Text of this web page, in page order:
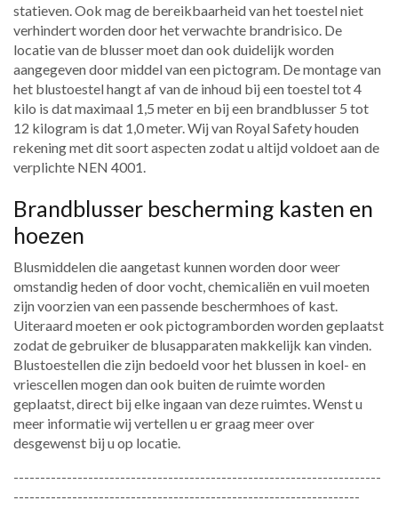
statieven. Ook mag de bereikbaarheid van het toestel niet
verhindert worden door het verwachte brandrisico. De
locatie van de blusser moet dan ook duidelijk worden
aangegeven door middel van een pictogram. De montage van
het blustoestel hangt af van de inhoud bij een toestel tot 4
kilo is dat maximaal 1,5 meter en bij een brandblusser 5 tot
12 kilogram is dat 1,0 meter. Wij van Royal Safety houden
rekening met dit soort aspecten zodat u altijd voldoet aan de
verplichte NEN 4001.
Brandblusser bescherming kasten en
hoezen
Blusmiddelen die aangetast kunnen worden door weer
omstandig heden of door vocht, chemicaliën en vuil moeten
zijn voorzien van een passende beschermhoes of kast.
Uiteraard moeten er ook pictogramborden worden geplaatst
zodat de gebruiker de blusapparaten makkelijk kan vinden.
Blustoestellen die zijn bedoeld voor het blussen in koel- en
vriescellen mogen dan ook buiten de ruimte worden
geplaatst, direct bij elke ingaan van deze ruimtes. Wenst u
meer informatie wij vertellen u er graag meer over
desgewenst bij u op locatie.
---------------------------------------------------------------------
-----------------------------------------------------------------